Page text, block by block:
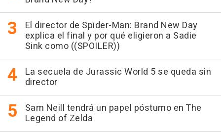
El director de Spider-Man: Brand New Day
explica el final y por qué eligieron a Sadie
Sink como ((SPOILER))
La secuela de Jurassic World 5 se queda sin
director
Sam Neill tendrá un papel póstumo en The
Legend of Zelda